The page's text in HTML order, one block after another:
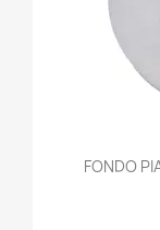
FONDO